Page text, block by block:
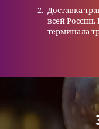
Доставка
всей России.
терминала